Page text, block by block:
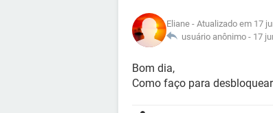
Eliane - Atualizado em 17
usuário anônimo - 17
Bom dia,
Como faço para